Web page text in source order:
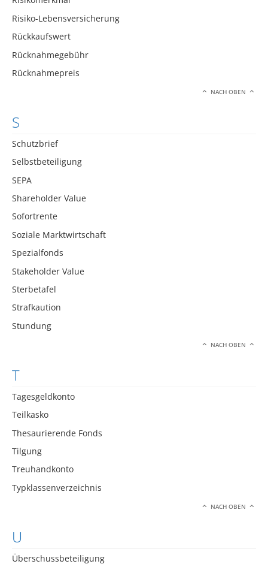
Risiko-Lebensversicherung
Rückkaufswert
Rücknahmegebühr
Rücknahmepreis
NACH OBEN
S
Schutzbrief
Selbstbeteiligung
SEPA
Shareholder Value
Sofortrente
Soziale Marktwirtschaft
Spezialfonds
Stakeholder Value
Sterbetafel
Strafkaution
Stundung
NACH OBEN
T
Tagesgeldkonto
Teilkasko
Thesaurierende Fonds
Tilgung
Treuhandkonto
Typklassenverzeichnis
NACH OBEN
U
Überschussbeteiligung